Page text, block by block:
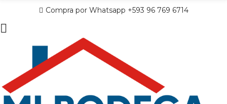
Compra por Whatsapp +593 96 769 6714